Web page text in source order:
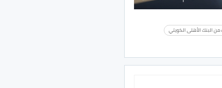
البنك الأهلى الكويتي